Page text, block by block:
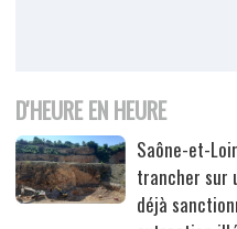
D'HEURE EN HEURE
Saône-et-
trancher sur
déjà